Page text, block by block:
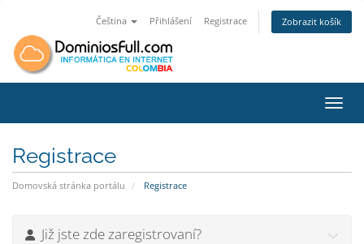
Čeština Přihlášení Registrace Zobrazit košík
Registrace
Domovská stránka portálu Registrace
Již jste zde zaregistrovaní?